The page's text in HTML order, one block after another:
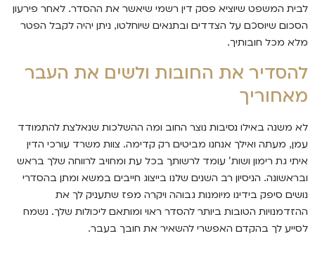
לבית המשפט שיוציא פסק דין רשמי שיאשר את ההסדר. לאחר פירעון
הסכום שיוסכם על הצדדים ובתנאים שיוחלטו, ניתן יהיה לקבל הפטר
מלא מכל חובותיך.
להסדיר את החובות ולשים את העבר
מאחוריך
לא משנה באילו נסיבות נוצר החוב ומה ההשלכות שנאלצת להתמודד
עמן, מעתה ואילך אנחנו מביטים רק קדימה. צוות משרד עורכי הדין
איתי גת רימון ושות' עומד לרשותך בכל עת ומחויב לרווחה שלך בראש
ובראשונה. הניסיון רב השנים שלנו בייצוג חייבים במשא ומתן בהסדרי
נושים סיפק בידינו מיומנות גבוהה ויקרה מפז שתעניק לך את
ההזדמנויות הטובות ביותר להסדר ראוי ומותאם ליכולות שלך. נשמח
לסייע לך בהקדם האפשרי להשאיר את חובך בעבר.